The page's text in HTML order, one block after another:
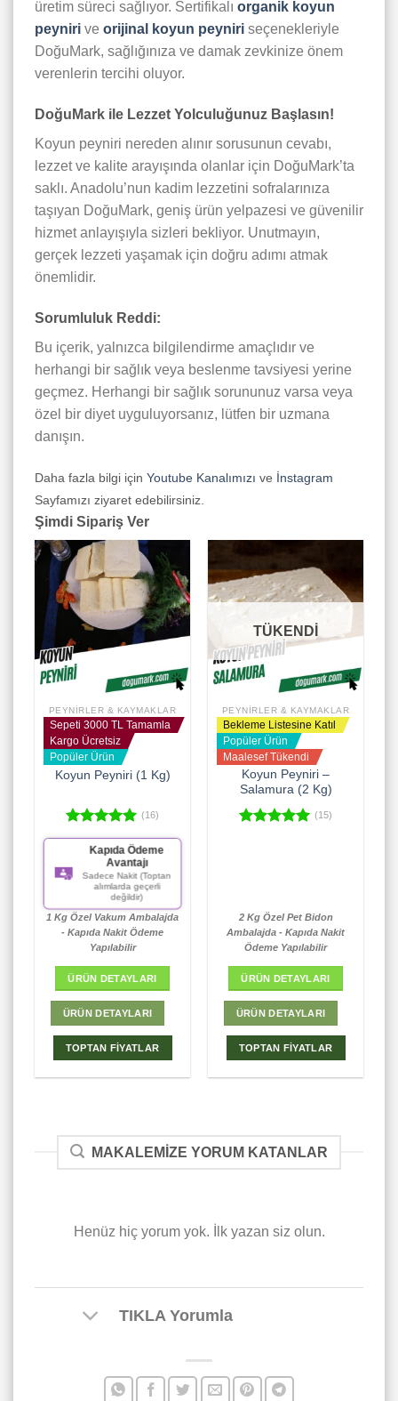
üretim süreci sağlıyor. Sertifikalı organik koyun
peyniri ve orijinal koyun peyniri seçenekleriyle
DoğuMark, sağlığınıza ve damak zevkinize önem
verenlerin tercihi oluyor.
DoğuMark ile Lezzet Yolculuğunuz Başlasın!
Koyun peyniri nereden alınır sorusunun cevabı,
lezzet ve kalite arayışında olanlar için DoğuMark’ta
saklı. Anadolu’nun kadim lezzetini sofralarınıza
taşıyan DoğuMark, geniş ürün yelpazesi ve güvenilir
hizmet anlayışıyla sizleri bekliyor. Unutmayın,
gerçek lezzeti yaşamak için doğru adımı atmak
önemlidir.
Sorumluluk Reddi:
Bu içerik, yalnızca bilgilendirme amaçlıdır ve
herhangi bir sağlık veya beslenme tavsiyesi yerine
geçmez. Herhangi bir sağlık sorununuz varsa veya
özel bir diyet uyguluyorsanız, lütfen bir uzmana
danışın.
Daha fazla bilgi için Youtube Kanalımızı ve İnstagram
Sayfamızı ziyaret edebilirsiniz.
Şimdi Sipariş Ver
PEYNIRLER & KAYMAKLAR
Sepeti 3000 TL Tamamla
Kargo Ücretsiz
Popüler Ürün
Koyun Peyniri (1 Kg)
5 üzerinden
5.00oy
aldı
(16)
Hızlı Kargo
Yurtiçi Kargo ile
Türkiye geneli
teslimat süresi
(kargoya verilen gün
dahil) ortalama 3
gündür.
1 Kg Özel Vakum Ambalajda
- Kapıda Nakit Ödeme
Yapılabilir
ÜRÜN DETAYLARI
ÜRÜN DETAYLARI
TOPTAN FİYATLAR
TÜKENDİ
PEYNIRLER & KAYMAKLAR
Bekleme Listesine Katıl
Popüler Ürün
Maalesef Tükendi
Koyun Peyniri –
Salamura (2 Kg)
(15)
2 Kg Özel Pet Bidon
Ambalajda - Kapıda Nakit
Ödeme Yapılabilir
ÜRÜN DETAYLARI
ÜRÜN DETAYLARI
TOPTAN FİYATLAR
MAKALEMIZE YORUM KATANLAR
Henüz hiç yorum yok. İlk yazan siz olun.
TIKLA Yorumla